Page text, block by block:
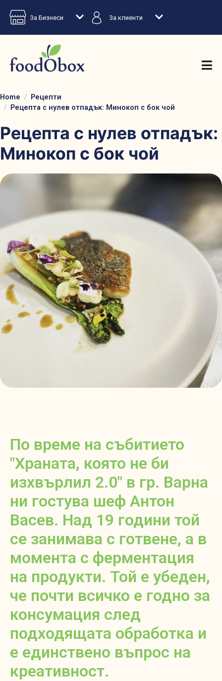
За Бизнеси За клиенти
Home
Рецепти
Рецепта с нулев отпадък: Минокоп с бок чой
Рецепта с нулев отпадък:
Минокоп с бок чой
По време на събитието
"Храната, която не би
изхвърлил 2.0" в гр. Варна
ни гостува шеф Антон
Васев. Над 19 години той
се занимава с готвене, а в
момента с ферментация
на продукти. Той е убеден,
че почти всичко е годно за
консумация след
подходящата обработка и
е единствено въпрос на
креативност.